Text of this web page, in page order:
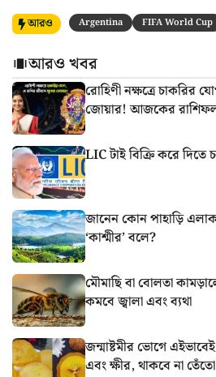
আরও Argentina FIFA World Cup
আরও খবর
রোহিণী নক্ষত্রে চাকরির
জোয়ার! আজকের
LIC টাই বিক্রি করে
জানেন কোন পাহাড়ি
‘কাশ্মীর’ বলে?
মৌমাছি বা বোলতা
কমবে জ্বালা এবং ব্যথা
জন্মাষ্টমীর ভোগে
এবং ক্ষীর, থাকবে না